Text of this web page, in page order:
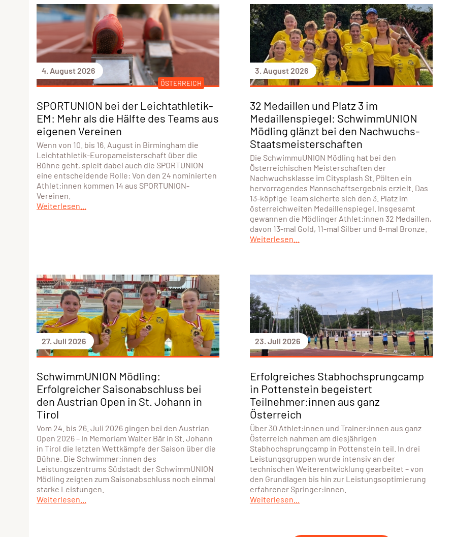
4. August 2026
ÖSTERREICH
SPORTUNION bei der Leichtathletik-
EM: Mehr als die Hälfte des Teams aus
eigenen Vereinen
Wenn von 10. bis 16. August in Birmingham die
Leichtathletik-Europameisterschaft über die
Bühne geht, spielt dabei auch die SPORTUNION
eine entscheidende Rolle: Von den 24 nominierten
Athlet:innen kommen 14 aus SPORTUNION-
Vereinen.
Weiterlesen...
3. August 2026
32 Medaillen und Platz 3 im
Medaillenspiegel: SchwimmUNION
Mödling glänzt bei den Nachwuchs-
Staatsmeisterschaften
Die SchwimmuUNION Mödling hat bei den
Österreichischen Meisterschaften der
Nachwuchsklasse im Citysplash St. Pölten ein
hervorragendes Mannschaftsergebnis erzielt. Das
13-köpfige Team sicherte sich den 3. Platz im
österreichweiten Medaillenspiegel. Insgesamt
gewannen die Mödlinger Athlet:innen 32 Medaillen,
davon 13-mal Gold, 11-mal Silber und 8-mal Bronze.
Weiterlesen...
27. Juli 2026
SchwimmUNION Mödling:
Erfolgreicher Saisonabschluss bei
den Austrian Open in St. Johann in
Tirol
Vom 24. bis 26. Juli 2026 gingen bei den Austrian
Open 2026 – In Memoriam Walter Bär in St. Johann
in Tirol die letzten Wettkämpfe der Saison über die
Bühne. Die Schwimmer:innen des
Leistungszentrums Südstadt der SchwimmUNION
Mödling zeigten zum Saisonabschluss noch einmal
starke Leistungen.
Weiterlesen...
23. Juli 2026
Erfolgreiches Stabhochsprungcamp
in Pottenstein begeistert
Teilnehmer:innen aus ganz
Österreich
Über 30 Athlet:innen und Trainer:innen aus ganz
Österreich nahmen am diesjährigen
Stabhochsprungcamp in Pottenstein teil. In drei
Leistungsgruppen wurde intensiv an der
technischen Weiterentwicklung gearbeitet – von
den Grundlagen bis hin zur Leistungsoptimierung
erfahrener Springer:innen.
Weiterlesen...